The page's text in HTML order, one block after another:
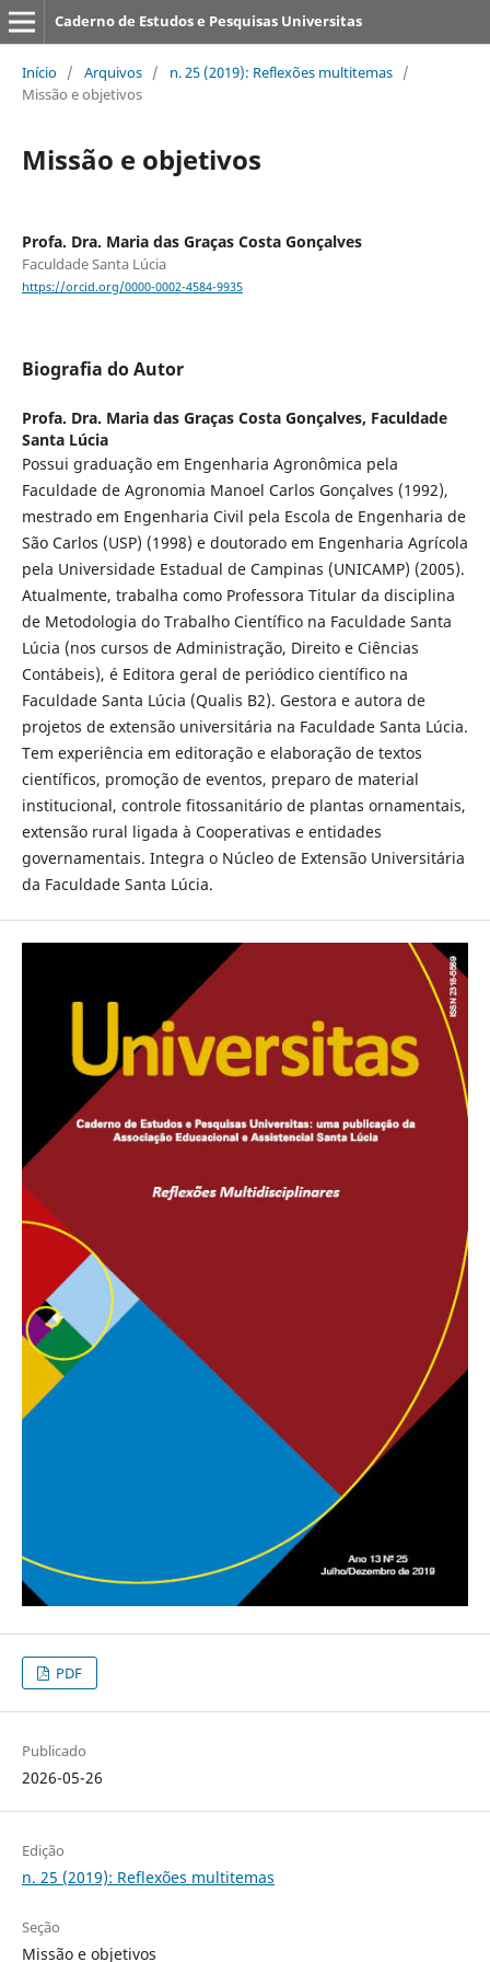
Caderno de Estudos e Pesquisas Universitas
Início / Arquivos / n. 25 (2019): Reflexões multitemas /
Missão e objetivos
Missão e objetivos
Profa. Dra. Maria das Graças Costa Gonçalves
Faculdade Santa Lúcia
https://orcid.org/0000-0002-4584-9935
Biografia do Autor
Profa. Dra. Maria das Graças Costa Gonçalves, Faculdade
Santa Lúcia
Possui graduação em Engenharia Agronômica pela
Faculdade de Agronomia Manoel Carlos Gonçalves (1992),
mestrado em Engenharia Civil pela Escola de Engenharia de
São Carlos (USP) (1998) e doutorado em Engenharia Agrícola
pela Universidade Estadual de Campinas (UNICAMP) (2005).
Atualmente, trabalha como Professora Titular da disciplina
de Metodologia do Trabalho Científico na Faculdade Santa
Lúcia (nos cursos de Administração, Direito e Ciências
Contábeis), é Editora geral de periódico científico na
Faculdade Santa Lúcia (Qualis B2). Gestora e autora de
projetos de extensão universitária na Faculdade Santa Lúcia.
Tem experiência em editoração e elaboração de textos
científicos, promoção de eventos, preparo de material
institucional, controle fitossanitário de plantas ornamentais,
extensão rural ligada à Cooperativas e entidades
governamentais. Integra o Núcleo de Extensão Universitária
da Faculdade Santa Lúcia.
PDF
Publicado
2026-05-26
Edição
n. 25 (2019): Reflexões multitemas
Seção
Missão e objetivos